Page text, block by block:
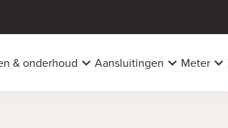
& onderhoud Aansluitingen Meter